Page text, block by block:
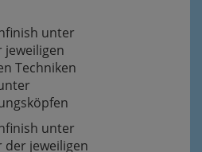
unter
jeweiligen
Techniken
unter
der jeweiligen